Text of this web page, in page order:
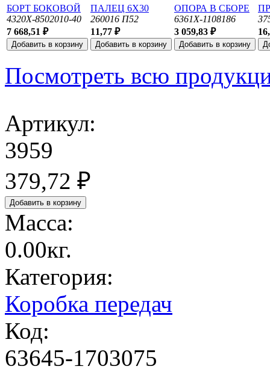
БОРТ БОКОВОЙ
4320Х-8502010-40
7 668,51 ₽
ПАЛЕЦ 6Х30
260016 П52
11,77 ₽
ОПОРА В СБОРЕ
6361Х-1108186
3 059,83 ₽
Посмотреть всю
Артикул:
3959
379,72 ₽
Масса:
0.00кг.
Категория:
Коробка передач
Код:
63645-1703075